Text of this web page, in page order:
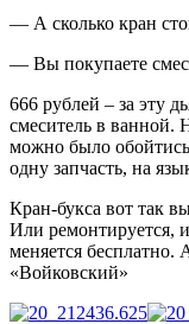
— А сколько кран
— Вы покупаете
666 рублей – за эту
смеситель в ванной.
можно было
одну запчасть, на
Кран-букса вот так
Или ремонтируется,
меняется бесплатно.
«Войковский»